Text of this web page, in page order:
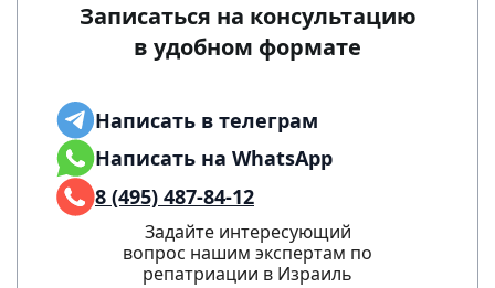
Записаться на консультацию
в удобном формате
Написать в телеграм
Написать на WhatsApp
8 (495) 487-84-12
Задайте интересующий
вопрос нашим экспертам по
репатриации в Израиль